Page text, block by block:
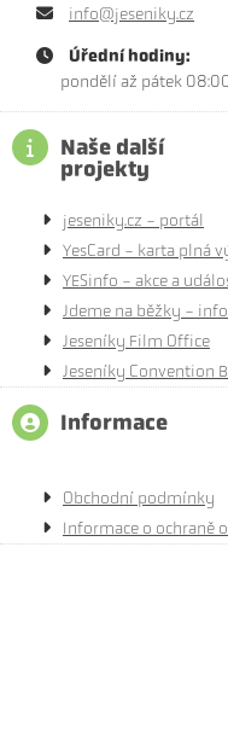
info@jeseniky.cz
Úřední hodiny:
pondělí až pátek
Naše další
projekty
jeseniky.cz - portál
YesCard - karta plná
YESinfo - akce a
Jdeme na běžky -
Jeseníky Film Office
Jeseníky Convention
Informace
Obchodní podmínky
Informace o ochraně